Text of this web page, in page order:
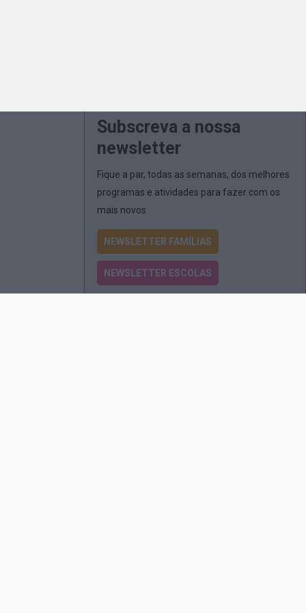
Subscreva a nossa
newsletter
Fique a par, todas as semanas, dos melhores
programas e atividades para fazer com os
mais novos
NEWSLETTER FAMÍLIAS
NEWSLETTER ESCOLAS